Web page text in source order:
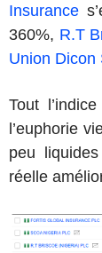
Insurance
360%, R.T
Union Dicon
Tout
l’euphorie
peu
réelle